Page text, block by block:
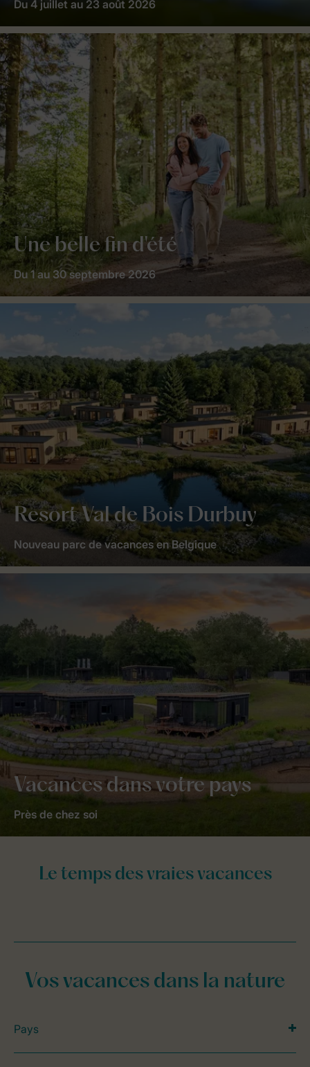
Du 4 juillet au 23 août 2026
Une belle fin d'été
Du 1 au 30 septembre 2026
Resort Val de Bois Durbuy
Nouveau parc de vacances en Belgique
Vacances dans votre pays
Près de chez soi
Vos vacances dans la nature
Pays